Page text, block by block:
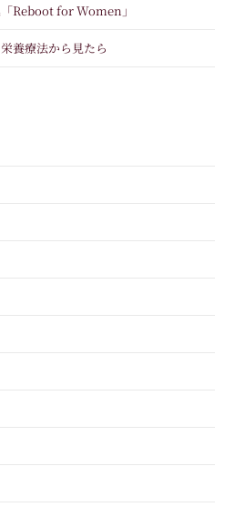
Reboot for Women」
養療法から見たら